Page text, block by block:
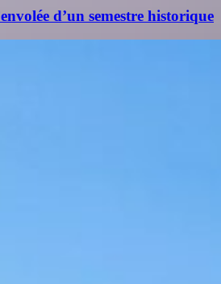
d’un semestre historique